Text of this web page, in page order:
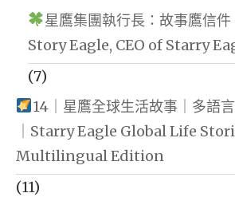
星鷹集團執行長：故事鷹信
Story Eagle, CEO of Starry
(7)
14｜星鷹全球生活故事｜多語
｜Starry Eagle Global Life
Multilingual Edition
(11)